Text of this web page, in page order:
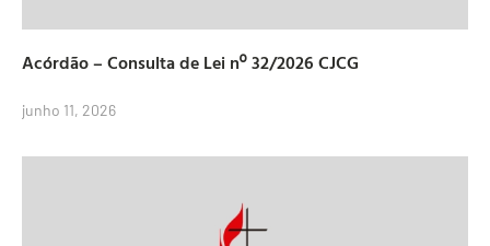
Acórdão – Consulta de Lei nº 32/2026 CJCG
junho 11, 2026